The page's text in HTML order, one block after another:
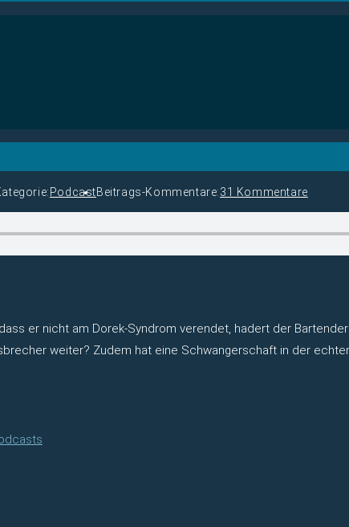
PodcastBeitrags-Kommentare:31 Kommentare
er nicht am Dorek-Syndrom verendet, hadert der
weiter? Zudem hat eine Schwangerschaft in der